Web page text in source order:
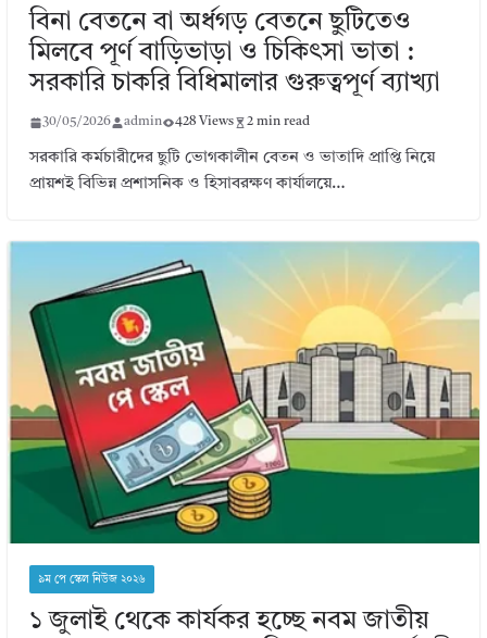
বিনা বেতনে বা অর্ধগড় বেতনে ছুটিতেও
মিলবে পূর্ণ বাড়িভাড়া ও চিকিৎসা ভাতা :
সরকারি চাকরি বিধিমালার গুরুত্বপূর্ণ ব্যাখ্যা
30/05/2026 admin 428 Views 2 min read
সরকারি কর্মচারীদের ছুটি ভোগকালীন বেতন ও ভাতাদি প্রাপ্তি নিয়ে
প্রায়শই বিভিন্ন প্রশাসনিক ও হিসাবরক্ষণ কার্যালয়ে…
৯ম পে স্কেল নিউজ ২০২৬
১ জুলাই থেকে কার্যকর হচ্ছে নবম জাতীয়